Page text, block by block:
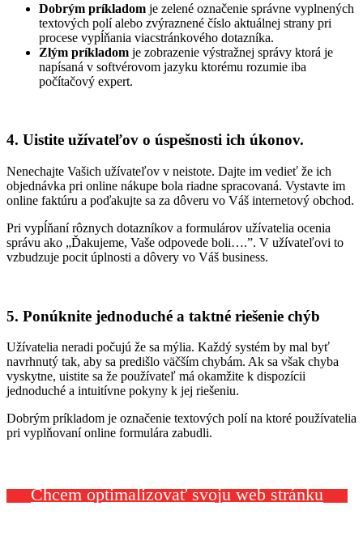
Dobrým príkladom je zelené označenie správne vyplnených
textových polí alebo zvýraznené číslo aktuálnej strany pri
procese vypĺňania viacstránkového dotazníka.
Zlým príkladom je zobrazenie výstražnej správy ktorá je
napísaná v softvérovom jazyku ktorému rozumie iba
počítačový expert.
4. Uistite užívateľov o úspešnosti ich úkonov.
Nenechajte Vašich užívateľov v neistote. Dajte im vedieť že ich
objednávka pri online nákupe bola riadne spracovaná. Vystavte im
online faktúru a poďakujte sa za dôveru vo Váš internetový obchod.
Pri vypĺňaní rôznych dotazníkov a formulárov užívatelia ocenia
správu ako „Ďakujeme, Vaše odpovede boli….”. V užívateľovi to
vzbudzuje pocit úplnosti a dôvery vo Váš business.
5. Ponúknite jednoduché a taktné riešenie chýb
Užívatelia neradi počujú že sa mýlia. Každý systém by mal byť
navrhnutý tak, aby sa predišlo väčším chybám. Ak sa však chyba
vyskytne, uistite sa že používateľ má okamžite k dispozícii
jednoduché a intuitívne pokyny k jej riešeniu.
Dobrým príkladom je označenie textových polína ktoré používatelia
pri vyplňovaní online formulára zabudli.
Chcem optimalizovať svoju web stránku